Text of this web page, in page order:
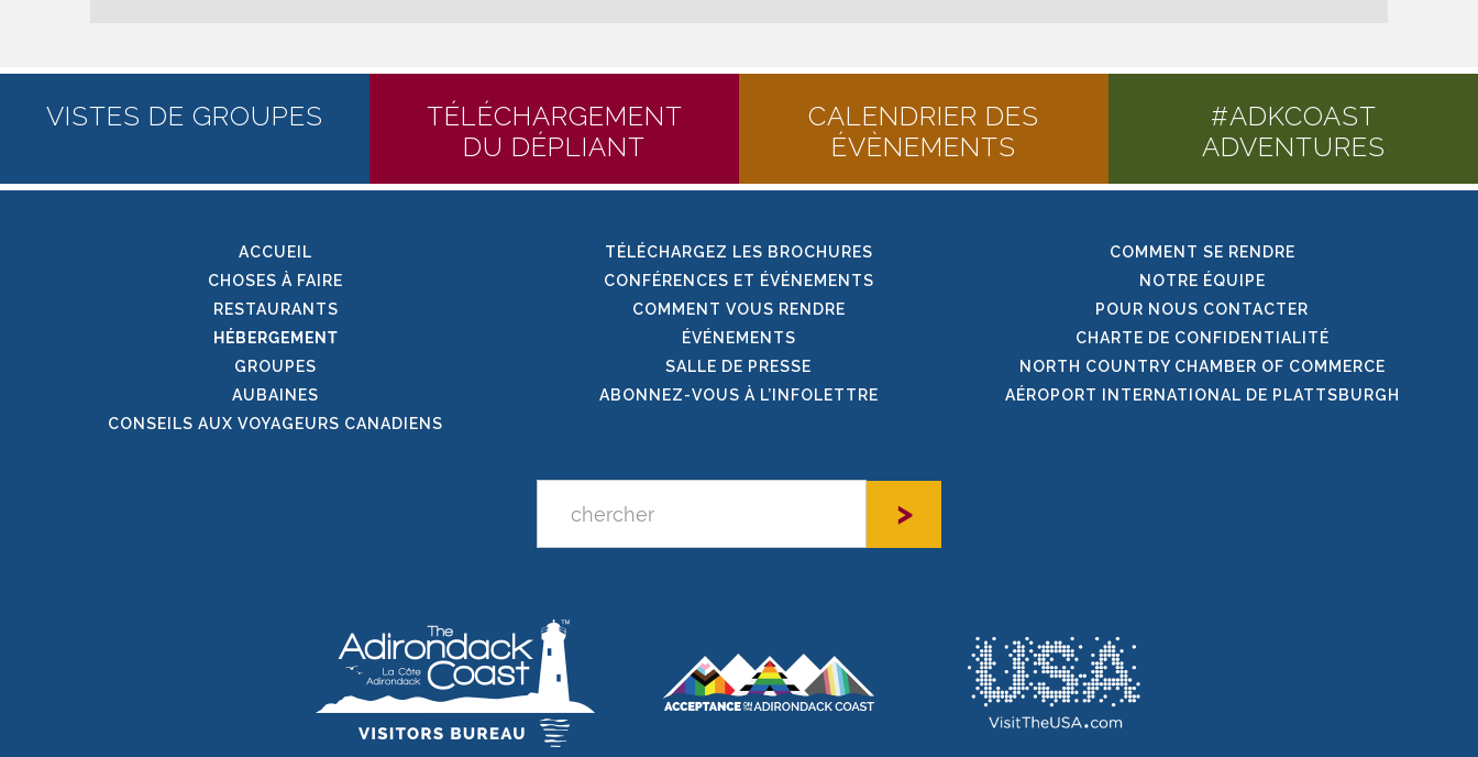
VISTES DE GROUPES
TÉLÉCHARGEMENT
DU DÉPLIANT
CALENDRIER DES
ÉVÈNEMENTS
#ADKCOAST
ADVENTURES
ACCUEIL
CHOSES À FAIRE
RESTAURANTS
HÉBERGEMENT
GROUPES
AUBAINES
CONSEILS AUX VOYAGEURS CANADIENS
TÉLÉCHARGEZ LES BROCHURES
CONFÉRENCES ET ÉVÉNEMENTS
COMMENT VOUS RENDRE
ÉVÉNEMENTS
SALLE DE PRESSE
ABONNEZ-VOUS À L’INFOLETTRE
COMMENT SE RENDRE
NOTRE ÉQUIPE
POUR NOUS CONTACTER
CHARTE DE CONFIDENTIALITÉ
NORTH COUNTRY CHAMBER OF COMMERCE
AÉROPORT INTERNATIONAL DE PLATTSBURGH